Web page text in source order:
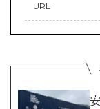
URL